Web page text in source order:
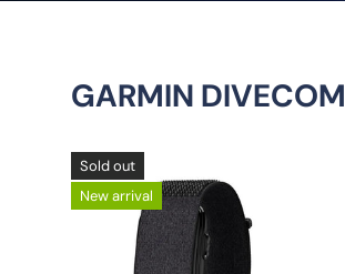
GARMIN DIVECOM
Sold out
New arrival